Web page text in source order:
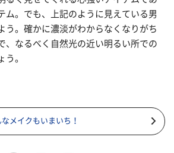
ム。でも、上記のように見えている男
う。確かに濃淡がわからなくなりがち
、なるべく自然光の近い明るい所での
う。
なメイクもいまいち！